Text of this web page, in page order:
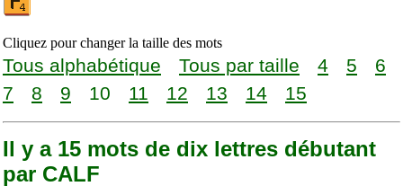
Cliquez pour changer la taille des mots
Tous alphabétique Tous par taille 4 5
6
7
8 9 10 11 12 13 14 15
Il y a 15 mots de dix lettres débutant
par CALF